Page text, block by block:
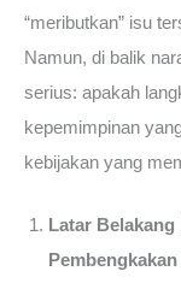
“meributkan” isu
Namun, di balik
serius: apakah
kepemimpinan
kebijakan yang
Latar